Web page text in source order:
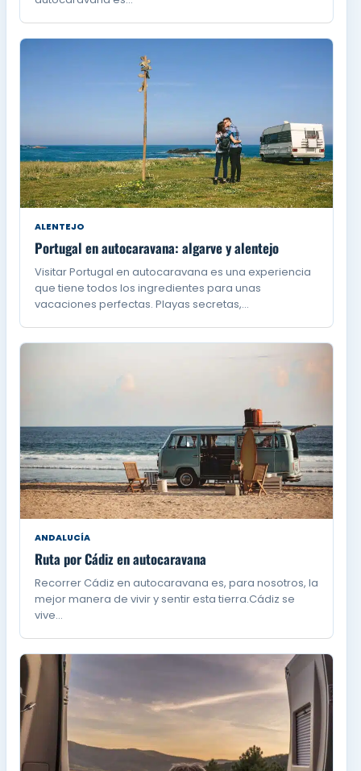
ALENTEJO
Portugal en autocaravana: algarve y alentejo
Visitar Portugal en autocaravana es una experiencia
que tiene todos los ingredientes para unas
vacaciones perfectas. Playas secretas,…
ANDALUCÍA
Ruta por Cádiz en autocaravana
Recorrer Cádiz en autocaravana es, para nosotros, la
mejor manera de vivir y sentir esta tierra.Cádiz se
vive…